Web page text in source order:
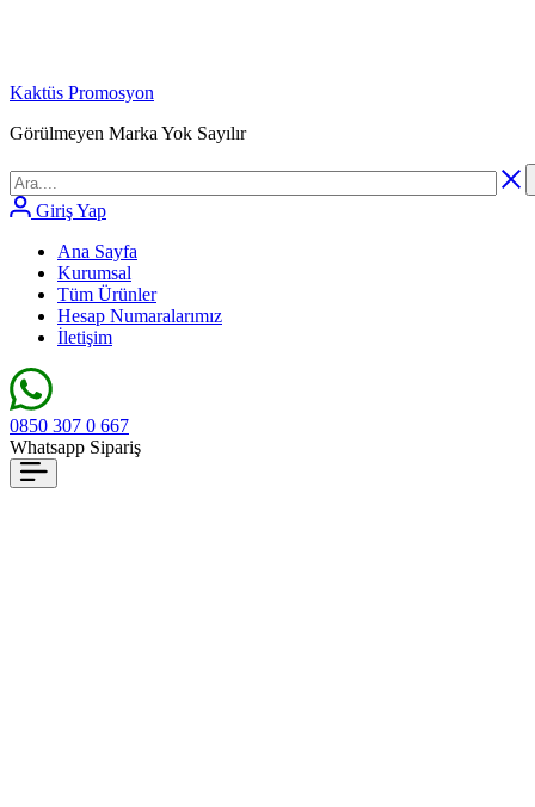
Kaktüs Promosyon
Görülmeyen Marka Yok Sayılır
Giriş Yap
Ana Sayfa
Kurumsal
Tüm Ürünler
Hesap Numaralarımız
İletişim
0850 307 0 667
Whatsapp Sipariş